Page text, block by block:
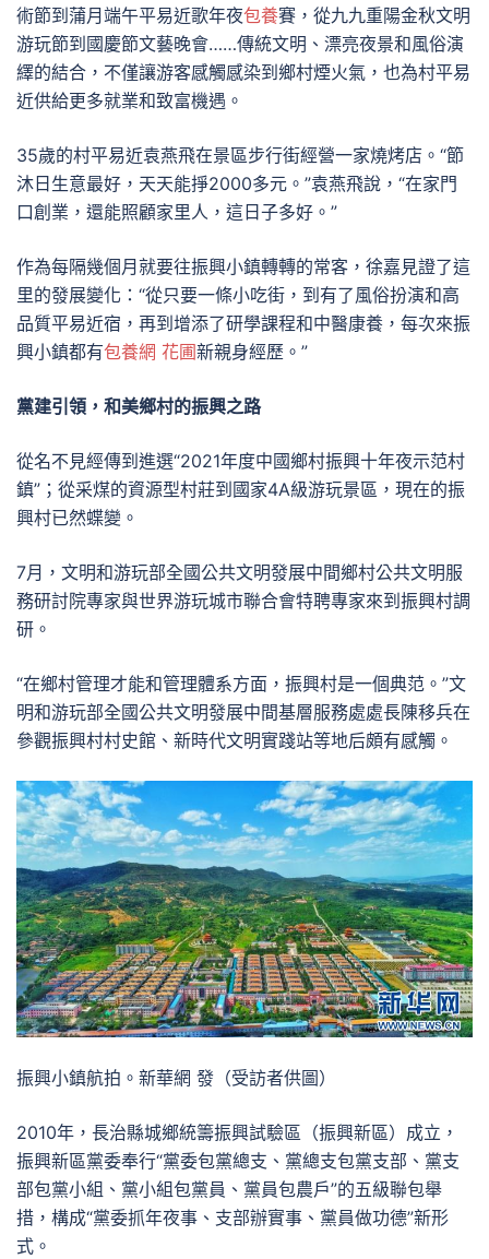
術節到蒲月端午平易近歌年夜包養賽，從九九重陽金秋文明
游玩節到國慶節文藝晚會……傳統文明、漂亮夜景和風俗演
繹的結合，不僅讓游客感觸感染到鄉村煙火氣，也為村平易
近供給更多就業和致富機遇。
35歲的村平易近袁燕飛在景區步行街經營一家燒烤店。“節
沐日生意最好，天天能掙2000多元。”袁燕飛說，“在家門
口創業，還能照顧家里人，這日子多好。”
作為每隔幾個月就要往振興小鎮轉轉的常客，徐嘉見證了這
里的發展變化：“從只要一條小吃街，到有了風俗扮演和高
品質平易近宿，再到增添了研學課程和中醫康養，每次來振
興小鎮都有包養網 花圃新親身經歷。”
黨建引領，和美鄉村的振興之路
從名不見經傳到進選“2021年度中國鄉村振興十年夜示范村
鎮”；從采煤的資源型村莊到國家4A級游玩景區，現在的振
興村已然蝶變。
7月，文明和游玩部全國公共文明發展中間鄉村公共文明服
務研討院專家與世界游玩城市聯合會特聘專家來到振興村調
研。
“在鄉村管理才能和管理體系方面，振興村是一個典范。”文
明和游玩部全國公共文明發展中間基層服務處處長陳移兵在
參觀振興村村史館、新時代文明實踐站等地后頗有感觸。
振興小鎮航拍。新華網 發（受訪者供圖）
2010年，長治縣城鄉統籌振興試驗區（振興新區）成立，
振興新區黨委奉行“黨委包黨總支、黨總支包黨支部、黨支
部包黨小組、黨小組包黨員、黨員包農戶”的五級聯包舉
措，構成“黨委抓年夜事、支部辦實事、黨員做功德”新形
式。